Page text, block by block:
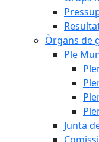
Òrgans de
Ple
Junta